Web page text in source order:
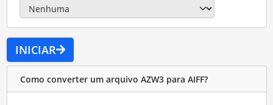
INICIAR
Como converter um arquivo AZW3 para AIFF?